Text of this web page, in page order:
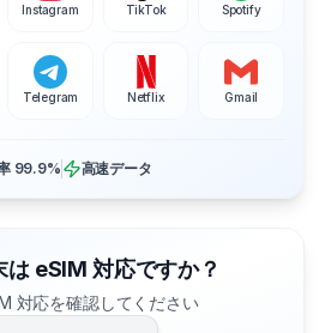
Instagram TikTok Spotify
Telegram Netflix Gmail
99.9% 高速データ
は eSIM 対応ですか？
対応を確認してください